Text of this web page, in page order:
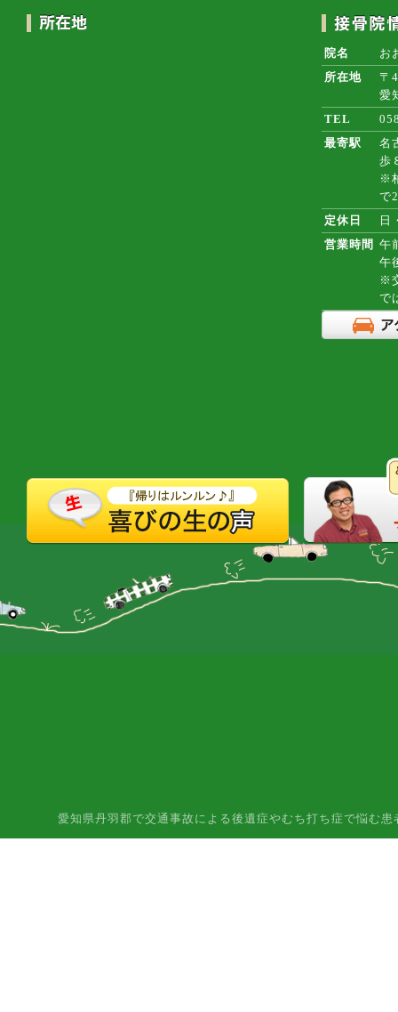
院名
お
所在地
〒
愛
TEL
最寄駅
名
歩
※
で
定休日
日
営業時間 午
午
※
で
愛知県丹羽郡で交通事故による後遺症やむち打ち症で悩